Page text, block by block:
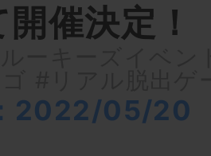
催決定！
2022/05/20